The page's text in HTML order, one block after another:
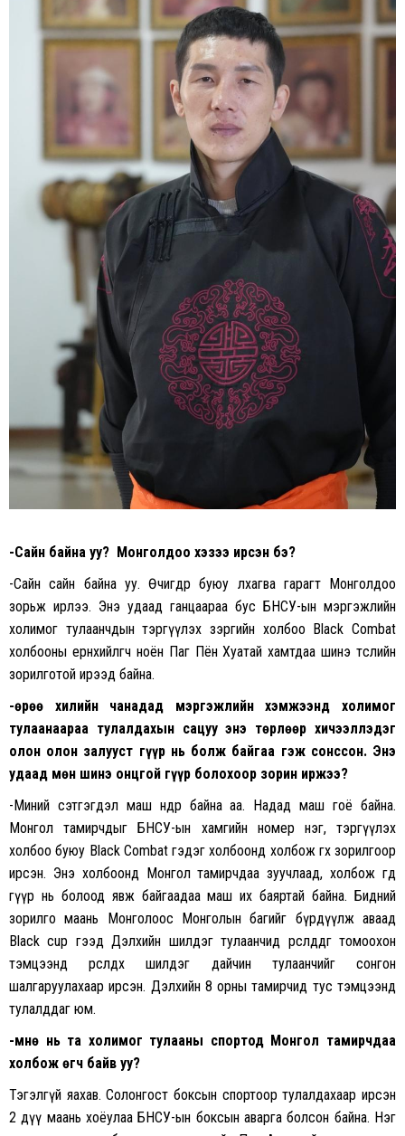
-Сайн байна уу? Монголдоо хэзээ ирсэн бэ?
-Сайн сайн байна уу. Өчигдөр буюу лхагва гарагт Монголдоо
зорьж ирлээ. Энэ удаад ганцаараа бус БНСУ-ын мэргэжлийн
холимог тулаанчдын тэргүүлэх зэргийн холбоо Black Combat
холбооны ерөнхийлөгч ноён Паг Пён Хуатай хамтдаа шинэ төслийн
зорилготой ирээд байна.
-Өөрөө хилийн чанадад мэргэжлийн хэмжээнд холимог
тулаанаараа тулалдахын сацуу энэ төрлөөр хичээллэдэг
олон олон залууст гүүр нь болж байгаа гэж сонссон. Энэ
удаад мөн шинэ онцгой гүүр болохоор зорин иржээ?
-Миний сэтгэгдэл маш өндөр байна аа. Надад маш гоё байна.
Монгол тамирчдыг БНСУ-ын хамгийн номер нэг, тэргүүлэх
холбоо буюу Black Combat гэдэг холбоонд холбож өгөх зорилгоор
ирсэн. Энэ холбоонд Монгол тамирчдаа зуучлаад, холбож өгөөд
гүүр нь болоод явж байгаадаа маш их баяртай байна. Бидний
зорилго маань Монголоос Монголын багийг бүрдүүлж аваад
Black cup гээд Дэлхийн шилдэг тулаанчид өрсөлддөг томоохон
тэмцээнд өрсөлдөх шилдэг дайчин тулаанчийг сонгон
шалгаруулахаар ирсэн. Дэлхийн 8 орны тамирчид тус тэмцээнд
тулалддаг юм.
-Өмнө нь та холимог тулааны спортод Монгол тамирчдаа
холбож өгч байв уу?
Тэгэлгүй яахав. Солонгост боксын спортоор тулалдахаар ирсэн
2 дүү маань хоёулаа БНСУ-ын боксын аварга болсон байна. Нэг